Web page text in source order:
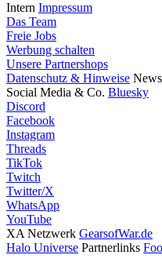
Intern Impressum
Das Team
Freie Jobs
Werbung schalten
Unsere Partnershops
Datenschutz & Hinweise
Social Media & Co. Bluesky
Discord
Facebook
Instagram
Threads
TikTok
Twitch
Twitter/X
WhatsApp
YouTube
XA Netzwerk GearsofWar.de
Halo Universe Partnerlinks